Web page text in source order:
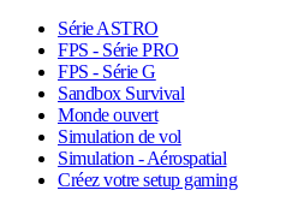
Série ASTRO
FPS - Série PRO
FPS - Série G
Sandbox Survival
Monde ouvert
Simulation de vol
Simulation - Aérospatial
Créez votre setup gaming